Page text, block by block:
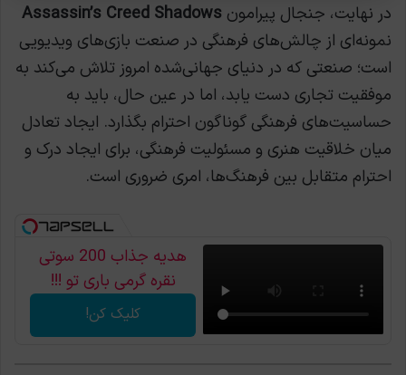
در نهایت، جنجال پیرامون Assassin’s Creed Shadows
نمونه‌ای از چالش‌های فرهنگی در صنعت بازی‌های ویدیویی
است؛ صنعتی که در دنیای جهانی‌شده امروز تلاش می‌کند به
موفقیت تجاری دست یابد، اما در عین حال، باید به
حساسیت‌های فرهنگی گوناگون احترام بگذارد. ایجاد تعادل
میان خلاقیت هنری و مسئولیت فرهنگی، برای ایجاد درک و
احترام متقابل بین فرهنگ‌ها، امری ضروری است.
هدیه جذاب 200 سوتی
نقره گرمی باری تو !!!
کلیک کن!